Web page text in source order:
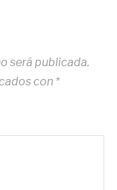
será publicada.
con *